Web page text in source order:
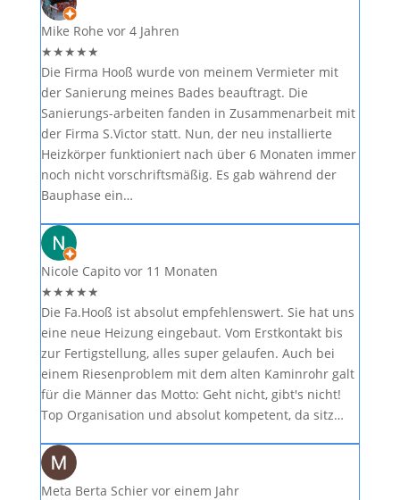
Mike Rohe vor 4 Jahren
★★★★★
Die Firma Hooß wurde von meinem Vermieter mit
der Sanierung meines Bades beauftragt. Die
Sanierungs-arbeiten fanden in Zusammenarbeit mit
der Firma S.Victor statt. Nun, der neu installierte
Heizkörper funktioniert nach über 6 Monaten immer
noch nicht vorschriftsmäßig. Es gab während der
Bauphase ein…
Nicole Capito vor 11 Monaten
★★★★★
Die Fa.Hooß ist absolut empfehlenswert. Sie hat uns
eine neue Heizung eingebaut. Vom Erstkontakt bis
zur Fertigstellung, alles super gelaufen. Auch bei
einem Riesenproblem mit dem alten Kaminrohr galt
für die Männer das Motto: Geht nicht, gibt's nicht!
Top Organisation und absolut kompetent, da sitz…
Meta Berta Schier vor einem Jahr